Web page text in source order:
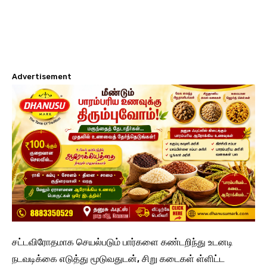
Advertisement
சட்டவிரோதமாக செயல்படும் பார்களை கண்டறிந்து உடனடி
நடவடிக்கை எடுத்து மூடுவதுடன், சிறு கடைகள் ள்ளிட்ட